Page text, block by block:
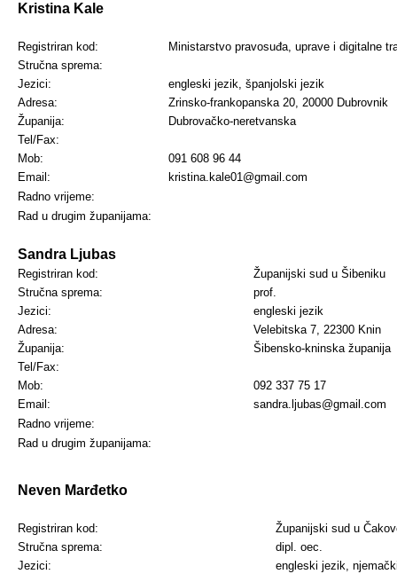
Kristina Kale
Registriran kod:
Ministarstvo pravosuđa, uprave i digitalne
Stručna sprema:
Jezici:
engleski jezik, španjolski jezik
Adresa:
Zrinsko-frankopanska 20, 20000 Dubrovnik
Županija:
Dubrovačko-neretvanska
Tel/Fax:
Mob:
091 608 96 44
Email:
kristina.kale01@gmail.com
Radno vrijeme:
Rad u drugim županijama:
Sandra Ljubas
Registriran kod:
Županijski sud u Šibeniku
Stručna sprema:
prof.
Jezici:
engleski jezik
Adresa:
Velebitska 7, 22300 Knin
Županija:
Šibensko-kninska županija
Tel/Fax:
Mob:
092 337 75 17
Email:
sandra.ljubas@gmail.com
Radno vrijeme:
Rad u drugim županijama:
Neven Marđetko
Registriran kod:
Županijski sud u
Stručna sprema:
dipl. oec.
Jezici:
engleski jezik,